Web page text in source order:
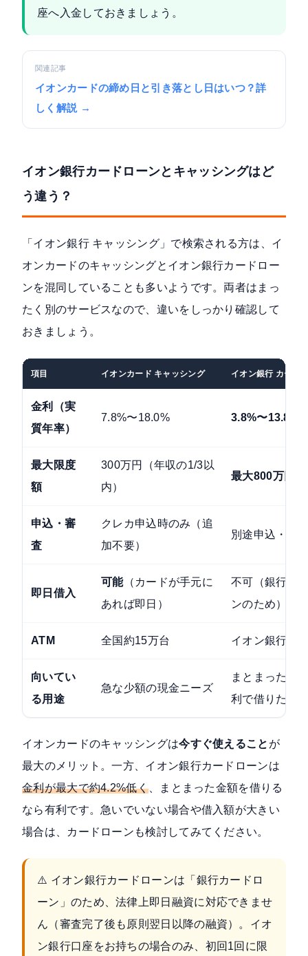
座へ入金しておきましょう。
関連記事
イオンカードの締め日と引き落とし日はいつ？詳
しく解説 →
イオン銀行カードローンとキャッシングはど
う違う？
「イオン銀行 キャッシング」で検索される方は、イ
オンカードのキャッシングとイオン銀行カードロー
ンを混同していることも多いようです。両者はまっ
たく別のサービスなので、違いをしっかり確認して
おきましょう。
項目 イオンカード キャッシング イオン銀行 カード
金利（実
質年率）
7.8%〜18.0% 3.8%〜13.8%
最大限度
額
300万円（年収の1/3以
内）
最大800万円
申込・審
査
クレカ申込時のみ（追
加不要）
別途申込・審
即日借入
可能（カードが手元に
あれば即日）
不可（銀行カ
ンのため）
ATM 全国約15万台 イオン銀行
向いてい
る用途
急な少額の現金ニーズ
まとまった金
利で借りたい
イオンカードのキャッシングは今すぐ使えること が
最大のメリット。一方、イオン銀行カードローンは
金利が最大で約4.2%低く、まとまった金額を借りる
なら有利です。急いでいない場合や借入額が大きい
場合は、カードローンも検討してみてください。
⚠️ イオン銀行カードローンは「銀行カードロ
ーン」のため、法律上即日融資に対応できませ
ん（審査完了後も原則翌日以降の融資）。イオ
ン銀行口座をお持ちの場合のみ、初回1回に限